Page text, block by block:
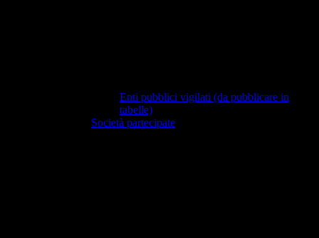
Enti pubblici vigilati (da pubblicare in
tabelle)
Società partecipate